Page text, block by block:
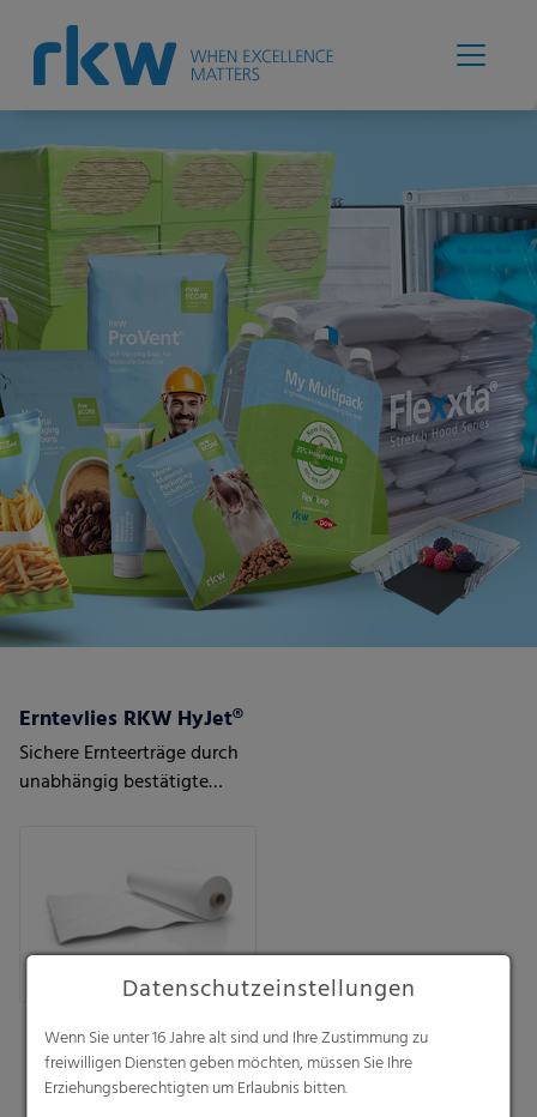
Erntevlies RKW HyJet®
Sichere Ernteerträge durch
unabhängig bestätigte
Datenschutzeinstellungen
Wenn Sie unter 16 Jahre alt sind und Ihre Zustimmung zu
freiwilligen Diensten geben möchten, müssen Sie Ihre
Erziehungsberechtigten um Erlaubnis bitten.